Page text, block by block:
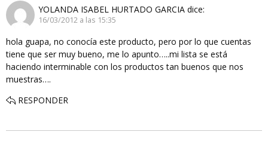
YOLANDA ISABEL HURTADO GARCIA dice:
16/03/2012 a las 15:35
hola guapa, no conocía este producto, pero por lo que cuentas
tiene que ser muy bueno, me lo apunto…..mi lista se está
haciendo interminable con los productos tan buenos que nos
muestras….
RESPONDER